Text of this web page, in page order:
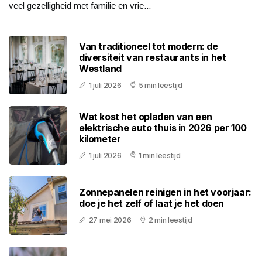
veel gezelligheid met familie en vrie...
Van traditioneel tot modern: de
diversiteit van restaurants in het
Westland
1 juli 2026 5 min leestijd
Wat kost het opladen van een
elektrische auto thuis in 2026 per 100
kilometer
1 juli 2026 1 min leestijd
Zonnepanelen reinigen in het voorjaar:
doe je het zelf of laat je het doen
27 mei 2026 2 min leestijd